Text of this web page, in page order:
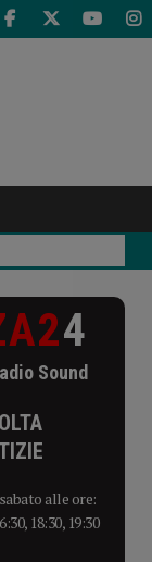
4
Sound
alle ore:
18:30, 19:30